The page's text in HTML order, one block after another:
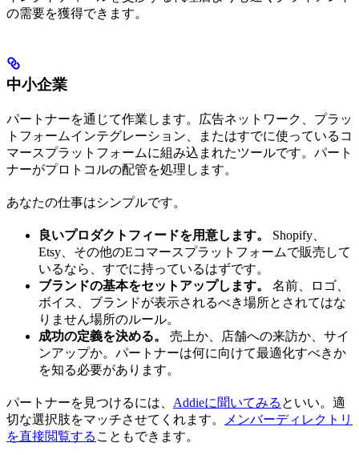
の需要を獲得できます。
中小企業
パートナーを通じて作業します。広告ネットワーク、プラッ
トフォームインテグレーション、またはすでに使っているコ
マースプラットフォームに組み込まれたツールです。パート
ナーがプロトコルの配管を処理します。
あなたの仕事はシンプルです。
良いプロダクトフィードを用意します。
Shopify、
Etsy、その他のEコマースプラットフォームで販売して
いるなら、すでに持っているはずです。
ブランドの基本をセットアップします。
名前、ロゴ、
ボイス、ブランドが表示されるべき場所とされてはな
りません場所のルール。
成功の定義を決める。
売上か、店舗への来訪か、サイ
ンアップか。パートナーは何に向けて最適化すべきか
を知る必要があります。
パートナーを見つけるには、 Addieに聞いてみる といい。適
切な選択肢をマッチさせてくれます。
メンバーディレクトリ
を直接閲覧する こともできます。